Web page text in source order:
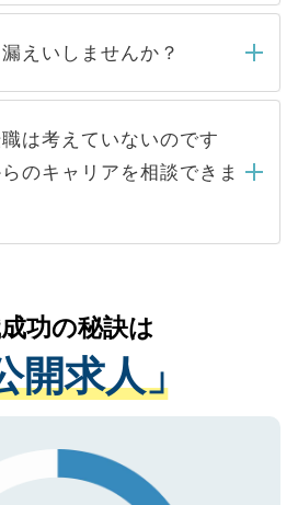
けるため 人気のある医療機
まうと、応募が殺到する場
が求める条件に合った人材の
会社に依頼するケースが増え
要することは一切ありませ
に応募先から内定をいただい
要はありません。内定先へ
はキャリアパートナーが行い
えいしませんか？
いすることはありませんの
ださい。当サイトからの登録
たご登録者様の個人情報は、
リアアップおよび転職活動の
使用いたします。お預かりし
個人データはご本人の許可
の取り扱いについての厳密な
たした事業者のみに付与され
シーマークを取得済みです。
に関してもご安心ください。
は考えていないのです
のキャリアを相談できま
現在の医療機関の状況や紹介
ながら、適切なアドバイスを
きます。すぐにご転職をされ
長期的なサポートが可能です
登録ください。
功の秘訣は
開求人」